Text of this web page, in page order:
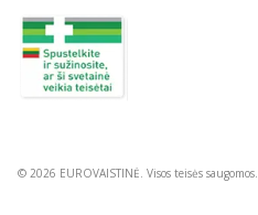
© 2026 EUROVAISTINĖ. Visos teisės saugomos.